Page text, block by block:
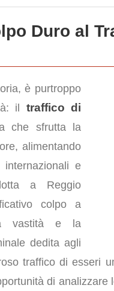
Duro al
è purtroppo
il traffico di
che sfrutta la
alimentando
e
a Reggio
colpo a
vastità e la
dedita agli
traffico di esseri
di analizzare